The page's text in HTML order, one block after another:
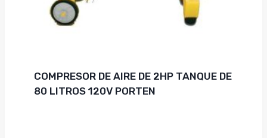
COMPRESOR DE AIRE DE 2HP TANQUE DE
80 LITROS 120V PORTEN